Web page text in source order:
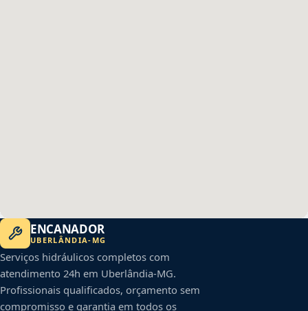
ENCANADOR
UBERLÂNDIA- MG
Serviços hidráulicos completos com
atendimento 24h em Uberlândia-MG.
Profissionais qualificados, orçamento sem
compromisso e garantia em todos os